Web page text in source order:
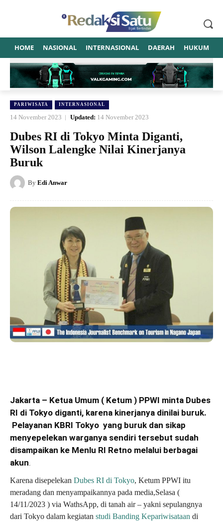
HOME NASIONAL INTERNASIONAL DAERAH HUKUM
PARIWISATA INTERNASIONAL
14 November 2023 Updated: 14 November 2023
Dubes RI di Tokyo Minta Diganti,
Wilson Lalengke Nilai Kinerjanya
Buruk
By Edi Anwar
Jakarta – Ketua Umum ( Ketum ) PPWI minta Dubes
RI di Tokyo diganti, karena kinerjanya dinilai buruk.
Pelayanan KBRI Tokyo yang buruk dan sikap
menyepelekan warganya sendiri tersebut sudah
disampaikan ke Menlu RI Retno melalui berbagai
akun.
Karena disepelekan Dubes RI di Tokyo, Ketum PPWI itu
meradang dan menyampaikannya pada media,Selasa (
14/11/2023 ) via WathsApp, di tanah air – yakni sepulangnya
dari Tokyo dalam kegiatan studi Banding Kepariwisataan di